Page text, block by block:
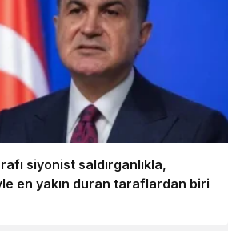
siyonist saldırganlıkla,
en yakın duran taraflardan biri